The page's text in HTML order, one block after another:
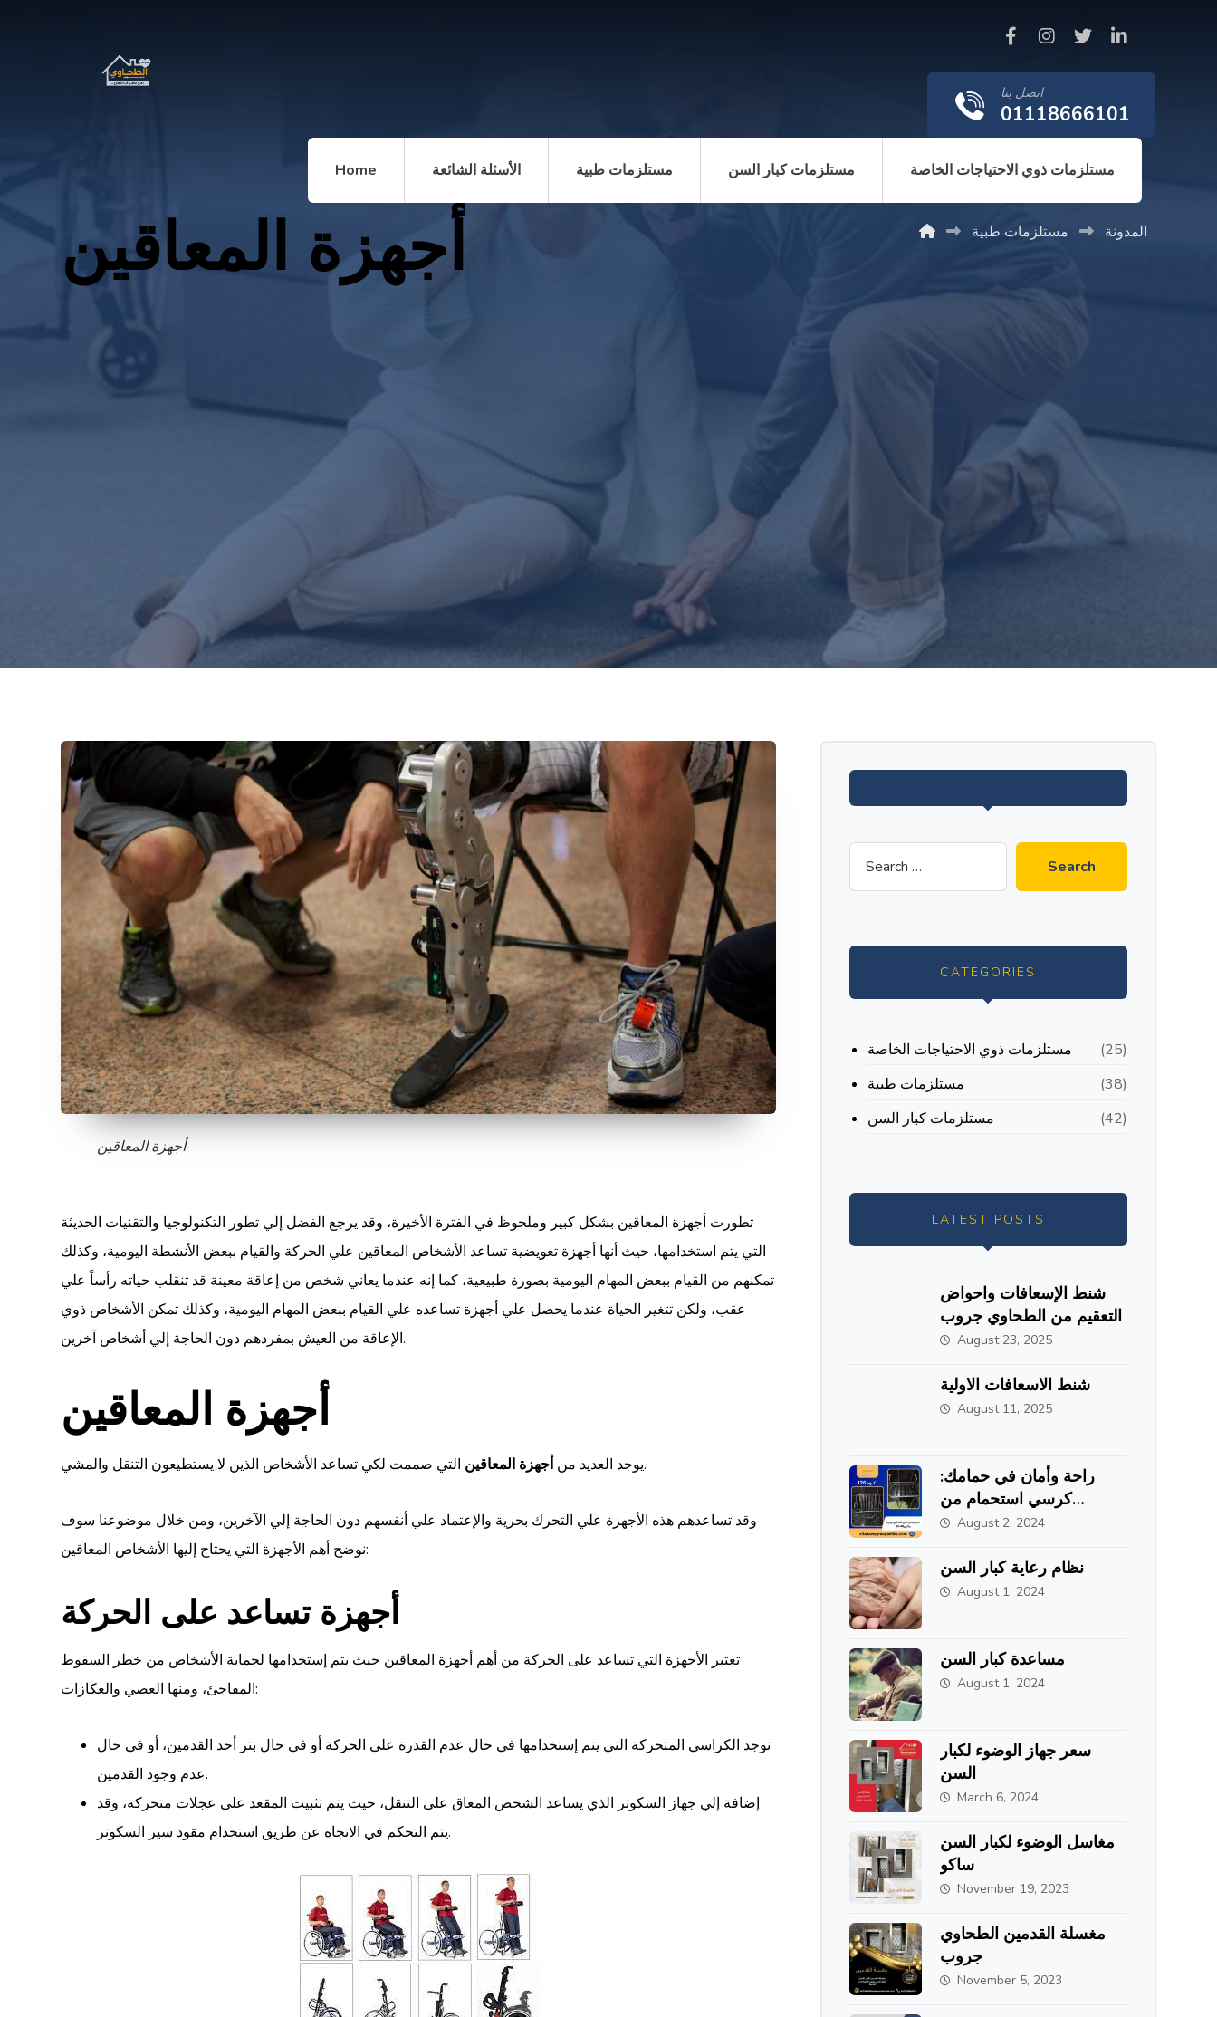
اتصل بنا
01118666101
Home الأسئلة الشائعة مستلزمات طبية مستلزمات كبار السن مستلزمات ذوي الاحتياجات الخاصة
أجهزة المعاقين المدونة مستلزمات طبية
أجهزة المعاقين
تطورت أجهزة المعاقين بشكل كبير وملحوظ في الفترة الأخيرة، وقد يرجع الفضل إلي تطور التكنولوجيا والتقنيات الحديثة
التي يتم استخدامها، حيث أنها أجهزة تعويضية تساعد الأشخاص المعاقين علي الحركة والقيام ببعض الأنشطة اليومية، وكذلك
تمكنهم من القيام ببعض المهام اليومية بصورة طبيعية، كما إنه عندما يعاني شخص من إعاقة معينة قد تنقلب حياته رأساً علي
عقب، ولكن تتغير الحياة عندما يحصل علي أجهزة تساعده علي القيام ببعض المهام اليومية، وكذلك تمكن الأشخاص ذوي
الإعاقة من العيش بمفردهم دون الحاجة إلي أشخاص آخرين.
أجهزة المعاقين
يوجد العديد من أجهزة المعاقين التي صممت لكي تساعد الأشخاص الذين لا يستطيعون التنقل والمشي.
وقد تساعدهم هذه الأجهزة علي التحرك بحرية والإعتماد علي أنفسهم دون الحاجة إلي الآخرين، ومن خلال موضوعنا سوف
نوضح أهم الأجهزة التي يحتاج إليها الأشخاص المعاقين:
أجهزة تساعد على الحركة
تعتبر الأجهزة التي تساعد على الحركة من أهم أجهزة المعاقين حيث يتم إستخدامها لحماية الأشخاص من خطر السقوط
المفاجئ، ومنها العصي والعكازات:
توجد الكراسي المتحركة التي يتم إستخدامها في حال عدم القدرة على الحركة أو في حال بتر أحد القدمين، أو في حال
عدم وجود القدمين.
إضافة إلي جهاز السكوتر الذي يساعد الشخص المعاق على التنقل، حيث يتم تثبيت المقعد على عجلات متحركة، وقد
يتم التحكم في الاتجاه عن طريق استخدام مقود سير السكوتر.
CATEGORIES
مستلزمات ذوي الاحتياجات الخاصة
(25)
مستلزمات طبية
(38)
مستلزمات كبار السن
(42)
LATEST POSTS
شنط الإسعافات واحواض
التعقيم من الطحاوي جروب
August 23, 2025
شنط الاسعافات الاولية
August 11, 2025
راحة وأمان في حمامك:
كرسي استحمام من
الاستانلس ستيل من
August 2, 2024
نظام رعاية كبار السن
August 1, 2024
مساعدة كبار السن
August 1, 2024
سعر جهاز الوضوء لكبار
السن
March 6, 2024
مغاسل الوضوء لكبار السن
ساكو
November 19, 2023
مغسلة القدمين الطحاوي
جروب
November 5, 2023